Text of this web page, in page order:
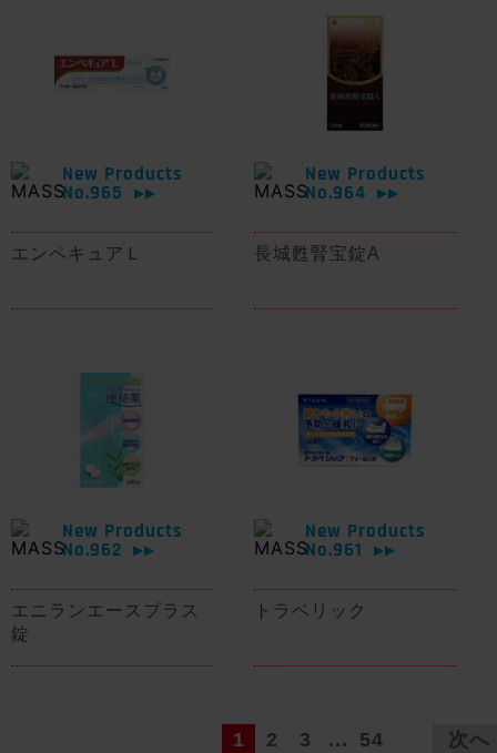
New Products
No.965
▶▶
エンペキュアＬ
New Products
No.964
▶▶
長城甦腎宝錠A
New Products
No.962
▶▶
エニランエースプラス
錠
New Products
No.961
▶▶
トラベリック
1 2 3 ... 54 次